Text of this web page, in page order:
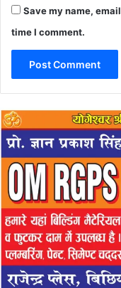
Save my name,
time I comment.